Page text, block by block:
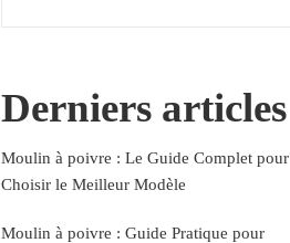
Derniers articles
Moulin à poivre : Le Guide Complet pour
Choisir le Meilleur Modèle
Moulin à poivre : Guide Pratique pour